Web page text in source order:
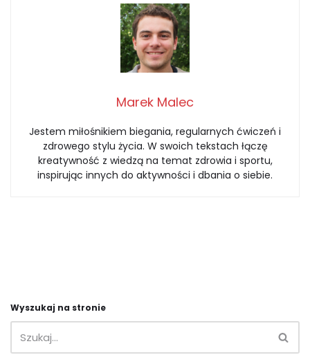
Marek Malec
Jestem miłośnikiem biegania, regularnych ćwiczeń i
zdrowego stylu życia. W swoich tekstach łączę
kreatywność z wiedzą na temat zdrowia i sportu,
inspirując innych do aktywności i dbania o siebie.
Wyszukaj na stronie